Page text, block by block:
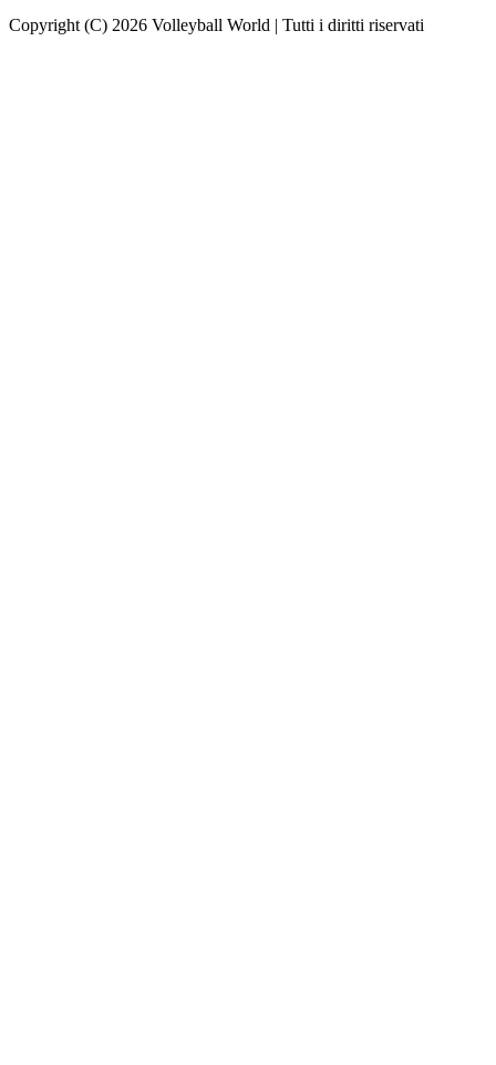
Copyright (C) 2026 Volleyball World | Tutti i diritti riservati